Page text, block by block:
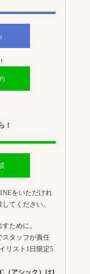
！
をいただけれ
てください。
ために。
スタッフが責任
リスト1日限定5
（アシック）は1